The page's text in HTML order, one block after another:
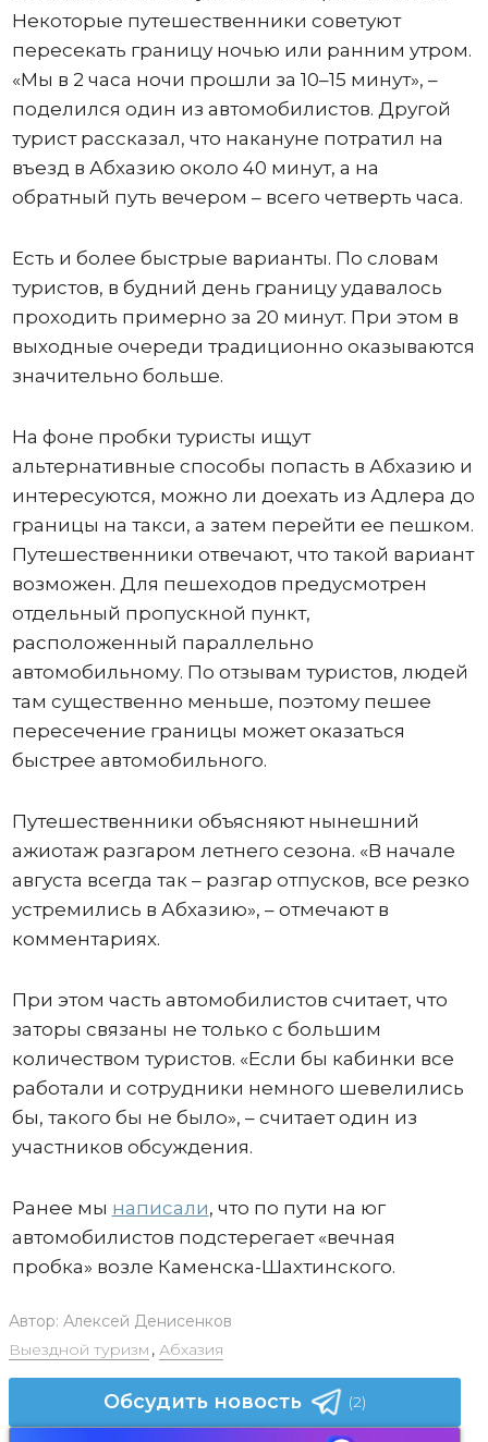
Некоторые путешественники советуют
пересекать границу ночью или ранним утром.
«Мы в 2 часа ночи прошли за 10–15 минут», –
поделился один из автомобилистов. Другой
турист рассказал, что накануне потратил на
въезд в Абхазию около 40 минут, а на
обратный путь вечером – всего четверть часа.
Есть и более быстрые варианты. По словам
туристов, в будний день границу удавалось
проходить примерно за 20 минут. При этом в
выходные очереди традиционно оказываются
значительно больше.
На фоне пробки туристы ищут
альтернативные способы попасть в Абхазию и
интересуются, можно ли доехать из Адлера до
границы на такси, а затем перейти ее пешком.
Путешественники отвечают, что такой вариант
возможен. Для пешеходов предусмотрен
отдельный пропускной пункт,
расположенный параллельно
автомобильному. По отзывам туристов, людей
там существенно меньше, поэтому пешее
пересечение границы может оказаться
быстрее автомобильного.
Путешественники объясняют нынешний
ажиотаж разгаром летнего сезона. «В начале
августа всегда так – разгар отпусков, все резко
устремились в Абхазию», – отмечают в
комментариях.
При этом часть автомобилистов считает, что
заторы связаны не только с большим
количеством туристов. «Если бы кабинки все
работали и сотрудники немного шевелились
бы, такого бы не было», – считает один из
участников обсуждения.
Ранее мы написали, что по пути на юг
автомобилистов подстерегает «вечная
пробка» возле Каменска-Шахтинского.
Автор: Алексей Денисенков
Выездной туризм , Абхазия
Обсудить новость (2)